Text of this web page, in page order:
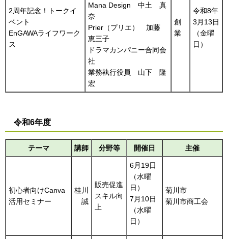
2周年記念！トークイ
ベント
EnGAWAライフワーク
ス
Mana Design 中土 真
奈
Prier（プリエ） 加藤
恵三子
ドラマカンパニー合同会
社
業務執行役員 山下 隆
宏
創
業
令和8年
3月13日
（金曜
日）
令和6年度
テーマ 講師 分野等 開催日 主催
初心者向けCanva
活用セミナー
桂川
誠
販売促進
スキル向
上
6月19日
（水曜
日）
7月10日
（水曜
日）
菊川市
菊川市商工会